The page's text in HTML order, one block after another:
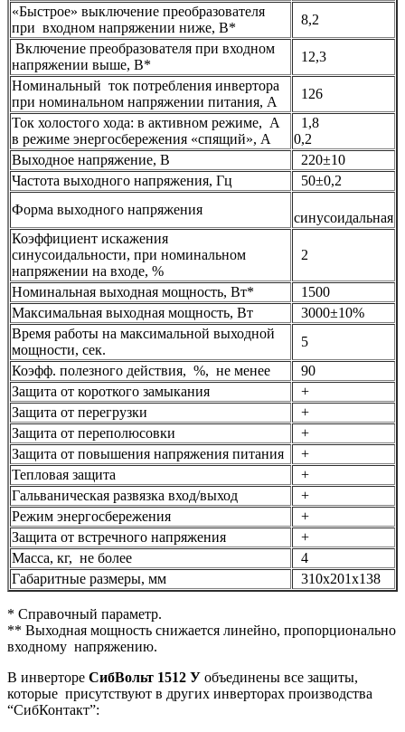
«Быстрое» выключение преобразователя
при входном напряжении ниже, В*
8,2
Включение преобразователя при входном
напряжении выше, В*
12,3
Номинальный ток потребления инвертора
при номинальном напряжении питания, А
126
Ток холостого хода: в активном режиме, А
в режиме энергосбережения «спящий», А
1,8
0,2
Выходное напряжение, В
220±10
Частота выходного напряжения, Гц
50±0,2
Форма выходного напряжения
синусоидальная
Коэффициент искажения
синусоидальности, при номинальном
напряжении на входе, %
2
Номинальная выходная мощность, Вт*
1500
Максимальная выходная мощность, Вт
3000±10%
Время работы на максимальной выходной
мощности, сек.
5
Коэфф. полезного действия, %, не менее
90
Защита от короткого замыкания
+
Защита от перегрузки
+
Защита от переполюсовки
+
Защита от повышения напряжения питания
+
Тепловая защита
+
Гальваническая развязка вход/выход
+
Режим энергосбережения
+
Защита от встречного напряжения
+
Масса, кг, не более
4
Габаритные размеры, мм
310х201х138
* Справочный параметр.
** Выходная мощность снижается линейно, пропорционально
входному напряжению.
В инверторе СибВольт 1512 У объединены все защиты,
которые присутствуют в других инверторах производства
“СибКонтакт”: